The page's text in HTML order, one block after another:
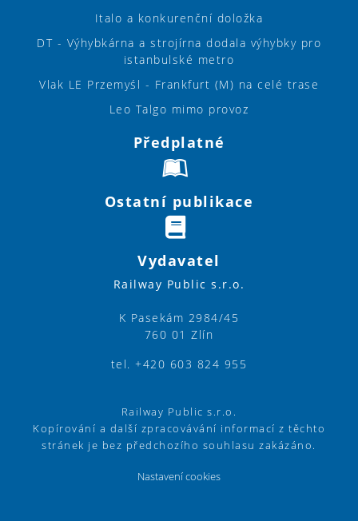
Italo a konkurenční doložka
DT - Výhybkárna a strojírna dodala výhybky pro
istanbulské metro
Vlak LE Przemyśl - Frankfurt (M) na celé trase
Leo Talgo mimo provoz
Předplatné
Ostatní publikace
Vydavatel
Railway Public s.r.o.
K Pasekám 2984/45
760 01 Zlín
tel. +420 603 824 955
Railway Public s.r.o.
Kopírování a další zpracovávání informací z těchto
stránek je bez předchozího souhlasu zakázáno.
Nastavení cookies